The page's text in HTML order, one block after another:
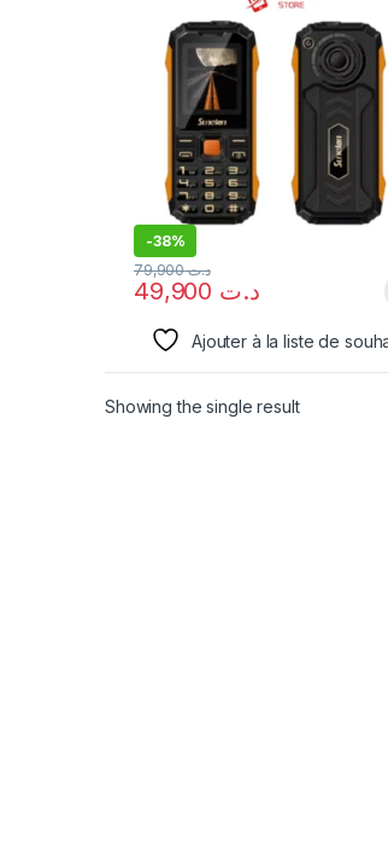
-38%
د.ت
د.ت79,900
Ajouter à la liste de
Showing the single result